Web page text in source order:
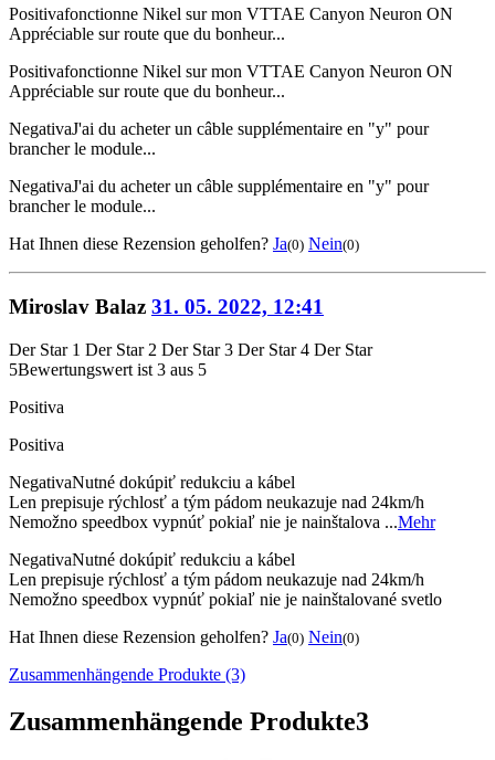
Positivafonctionne Nikel sur mon VTTAE Canyon Neuron ON
Appréciable sur route que du bonheur...
Positivafonctionne Nikel sur mon VTTAE Canyon Neuron ON
Appréciable sur route que du bonheur...
NegativaJ'ai du acheter un câble supplémentaire en "y" pour
brancher le module...
NegativaJ'ai du acheter un câble supplémentaire en "y" pour
brancher le module...
Hat Ihnen diese Rezension geholfen? Ja(0) Nein(0)
Miroslav Balaz 31. 05. 2022, 12:41
Der Star 1 Der Star 2 Der Star 3 Der Star 4 Der Star
5Bewertungswert ist 3 aus 5
Positiva
Positiva
NegativaNutné dokúpiť redukciu a kábel
Len prepisuje rýchlosť a tým pádom neukazuje nad 24km/h
Nemožno speedbox vypnúť pokiaľ nie je nainštalova ...Mehr
NegativaNutné dokúpiť redukciu a kábel
Len prepisuje rýchlosť a tým pádom neukazuje nad 24km/h
Nemožno speedbox vypnúť pokiaľ nie je nainštalované svetlo
Hat Ihnen diese Rezension geholfen? Ja(0) Nein(0)
Zusammenhängende Produkte (3)
Zusammenhängende Produkte3